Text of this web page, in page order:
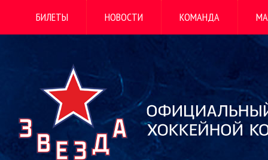
БИЛЕТЫ НОВОСТИ КОМАНДА